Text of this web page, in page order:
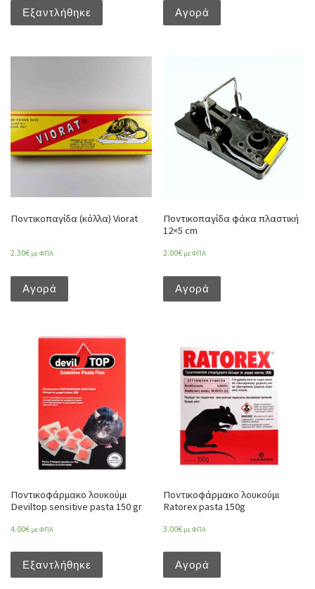
Εξαντλήθηκε Αγορά
Ποντικοπαγίδα (κόλλα) Viorat
2.30€ με ΦΠΑ
Αγορά
Ποντικοπαγίδα φάκα πλαστική
12×5 cm
2.00€ με ΦΠΑ
Αγορά
Ποντικοφάρμακο λουκούμι
Deviltop sensitive pasta 150 gr
4.00€ με ΦΠΑ
Εξαντλήθηκε
Ποντικοφάρμακο λουκούμι
Ratorex pasta 150g
3.00€ με ΦΠΑ
Αγορά